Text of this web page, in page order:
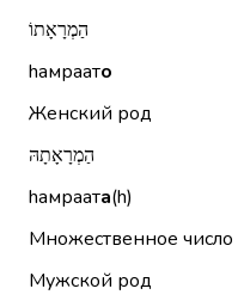
הַמְרָאָתוֹ
hамраато
Женский род
הַמְרָאָתָהּ
hамраата(h)
Множественное число
Мужской род